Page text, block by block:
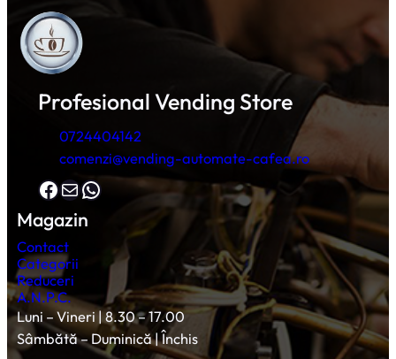
Profesional Vending Store
0724404142
comenzi@vending-automate-cafea.ro
Facebook Mail WhatsApp
Magazin
Contact
Categorii
Reduceri
A.N.P.C.
Luni – Vineri | 8.30 – 17.00
Sâmbătă – Duminică | Închis